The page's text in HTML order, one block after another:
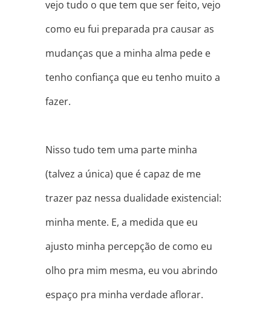
vejo tudo o que tem que ser feito, vejo
como eu fui preparada pra causar as
mudanças que a minha alma pede e
tenho confiança que eu tenho muito a
fazer.
Nisso tudo tem uma parte minha
(talvez a única) que é capaz de me
trazer paz nessa dualidade existencial:
minha mente. E, a medida que eu
ajusto minha percepção de como eu
olho pra mim mesma, eu vou abrindo
espaço pra minha verdade aflorar.